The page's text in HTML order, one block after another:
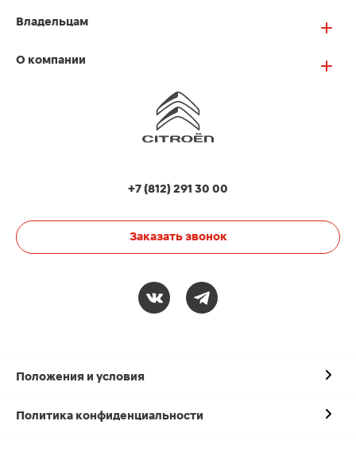
Владельцам
О компании
+7 (812) 291 30 00
Заказать звонок
Положения и условия
Политика конфиденциальности